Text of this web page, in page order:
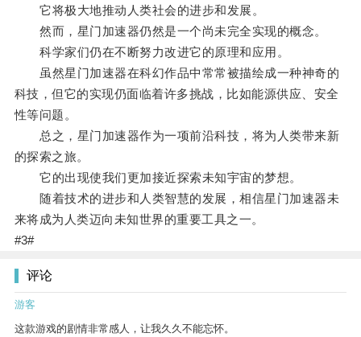
它将极大地推动人类社会的进步和发展。
然而，星门加速器仍然是一个尚未完全实现的概念。
科学家们仍在不断努力改进它的原理和应用。
虽然星门加速器在科幻作品中常常被描绘成一种神奇的
科技，但它的实现仍面临着许多挑战，比如能源供应、安全
性等问题。
总之，星门加速器作为一项前沿科技，将为人类带来新
的探索之旅。
它的出现使我们更加接近探索未知宇宙的梦想。
随着技术的进步和人类智慧的发展，相信星门加速器未
来将成为人类迈向未知世界的重要工具之一。
#3#
评论
游客
这款游戏的剧情非常感人，让我久久不能忘怀。